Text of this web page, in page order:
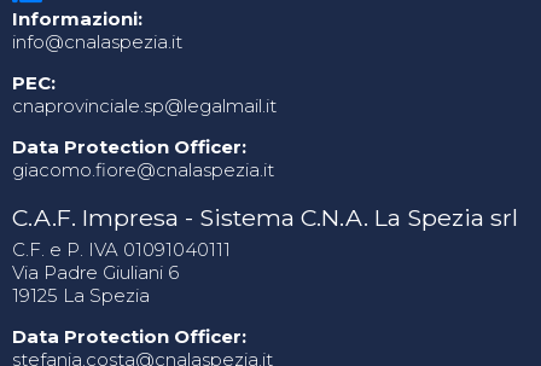
Informazioni:
info@cnalaspezia.it
PEC:
cnaprovinciale.sp@legalmail.it
Data Protection Officer:
giacomo.fiore@cnalaspezia.it
C.A.F. Impresa - Sistema C.N.A. La Spezia srl
C.F. e P. IVA 01091040111
Via Padre Giuliani 6
19125 La Spezia
Data Protection Officer:
stefania.costa@cnalaspezia.it